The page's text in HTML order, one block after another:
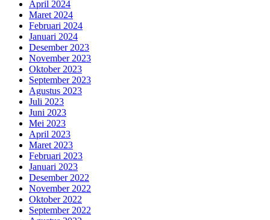
April 2024
Maret 2024
Februari 2024
Januari 2024
Desember 2023
November 2023
Oktober 2023
September 2023
Agustus 2023
Juli 2023
Juni 2023
Mei 2023
April 2023
Maret 2023
Februari 2023
Januari 2023
Desember 2022
November 2022
Oktober 2022
September 2022